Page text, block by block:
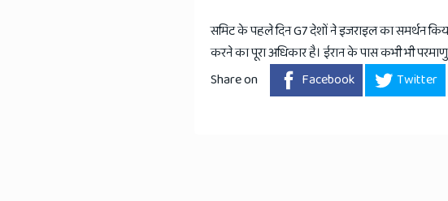
समिट के पहले दिन G7 देशों ने इजराइल का समर्थन
करने का पूरा अधिकार है। ईरान के पास कभी भी
Share on
Facebook Twitter